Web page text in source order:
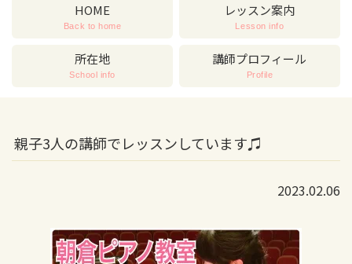
HOME
Back to home
レッスン案内
Lesson info
所在地
School info
講師プロフィール
Profile
親子3人の講師でレッスンしています♫
2023.02.06